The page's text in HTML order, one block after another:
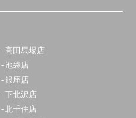
高田馬場店
池袋店
銀座店
下北沢店
北千住店